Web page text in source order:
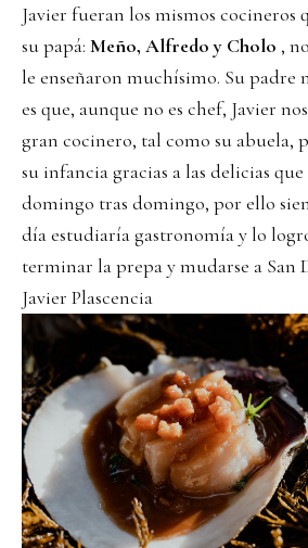
Javier fueran los mismos cocineros
su papá: Meño, Alfredo y Cholo ,
le enseñaron muchísimo. Su padre
es que, aunque no es chef, Javier
gran cocinero, tal como su abuela,
su infancia gracias a las delicias
domingo tras domingo, por ello
día estudiaría gastronomía y lo
terminar la prepa y mudarse a San
Javier Plascencia